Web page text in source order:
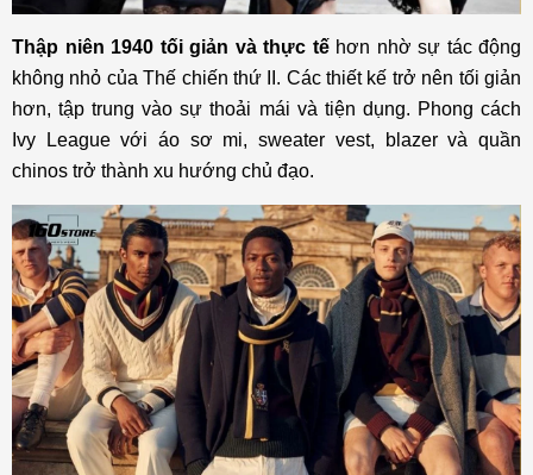
Thập niên 1940 tối giản và thực tếhơn nhờ sự tác động
không nhỏ của Thế chiến thứ II. Các thiết kế trở nên tối giản
hơn, tập trung vào sự thoải mái và tiện dụng. Phong cách
Ivy League với áo sơ mi, sweater vest, blazer và quần
chinos trở thành xu hướng chủ đạo.